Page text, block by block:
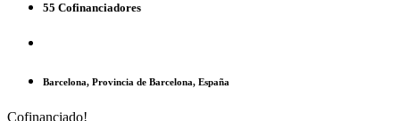
55 Cofinanciadores
Barcelona, Provincia de Barcelona, España
Cofinanciado!